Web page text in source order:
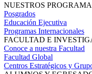
NUESTROS
Posgrados
Educación Ejecutiva
Programas Internacionales
FACULTAD E
Conoce a nuestra Facultad
Facultad Global
Centros Estratégicos y